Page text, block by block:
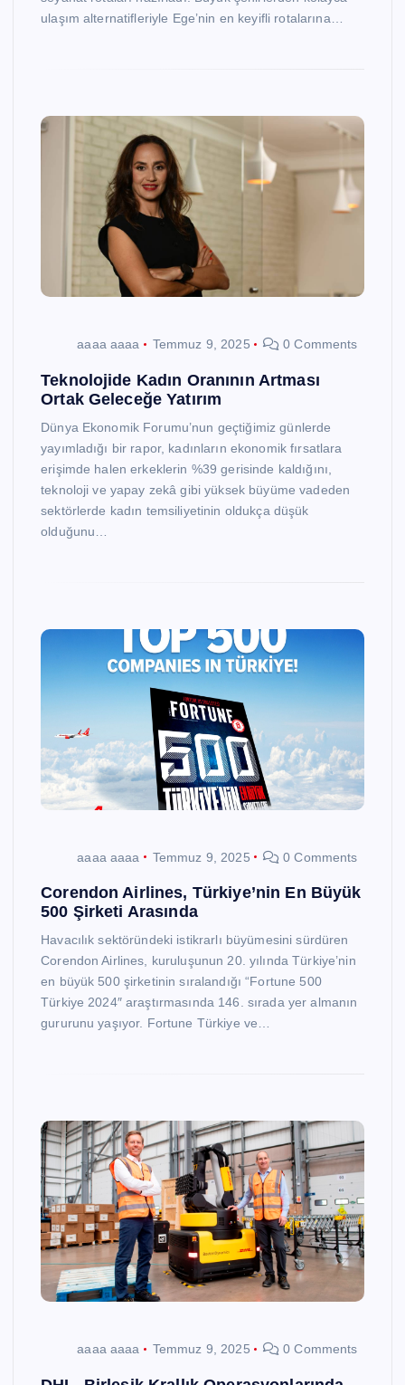
ulaşım alternatifleriyle Ege’nin en keyifli rotalarına…
aaaa aaaa Temmuz 9, 2025 0 Comments
Teknolojide Kadın Oranının Artması
Ortak Geleceğe Yatırım
Dünya Ekonomik Forumu’nun geçtiğimiz günlerde
yayımladığı bir rapor, kadınların ekonomik fırsatlara
erişimde halen erkeklerin %39 gerisinde kaldığını,
teknoloji ve yapay zekâ gibi yüksek büyüme vadeden
sektörlerde kadın temsiliyetinin oldukça düşük
olduğunu…
aaaa aaaa Temmuz 9, 2025 0 Comments
Corendon Airlines, Türkiye’nin En Büyük
500 Şirketi Arasında
Havacılık sektöründeki istikrarlı büyümesini sürdüren
Corendon Airlines, kuruluşunun 20. yılında Türkiye’nin
en büyük 500 şirketinin sıralandığı “Fortune 500
Türkiye 2024″ araştırmasında 146. sırada yer almanın
gururunu yaşıyor. Fortune Türkiye ve…
aaaa aaaa Temmuz 9, 2025 0 Comments